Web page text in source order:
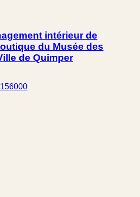
intérieur de
du Musée des
de Quimper